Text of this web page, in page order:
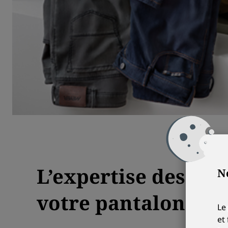
L’expertise des
votre pantalon de
et